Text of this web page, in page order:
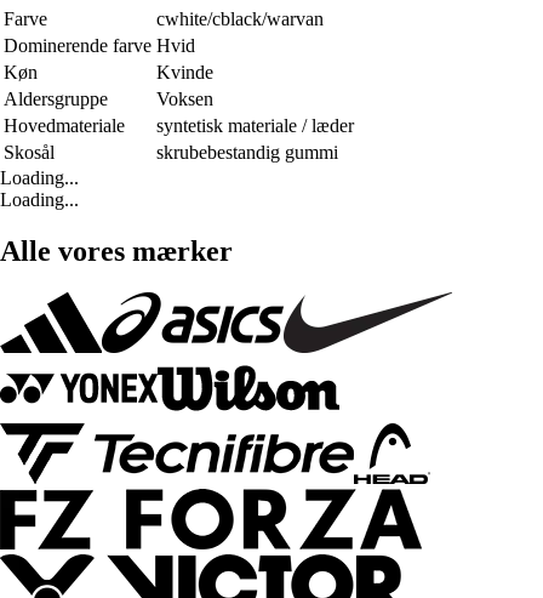
Farve
cwhite/cblack/warvan
Dominerende farve Hvid
Køn
Kvinde
Aldersgruppe
Voksen
Hovedmateriale
syntetisk materiale / læder
Skosål
skrubebestandig gummi
Loading...
Loading...
Alle vores mærker